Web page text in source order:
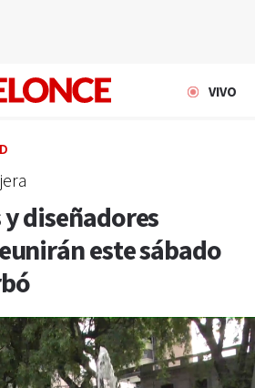
VIVO
diseñadores
este sábado